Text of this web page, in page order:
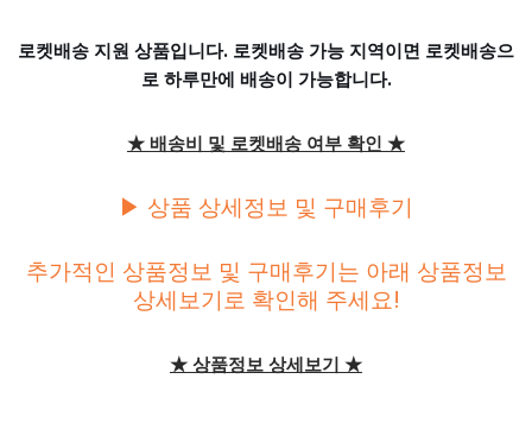
로켓배송 지원 상품입니다. 로켓배송 가능 지역이면 로켓배송으
로 하루만에 배송이 가능합니다.
★ 배송비 및 로켓배송 여부 확인 ★
▶ 상품 상세정보 및 구매후기
추가적인 상품정보 및 구매후기는 아래 상품정보
상세보기로 확인해 주세요!
★ 상품정보 상세보기 ★